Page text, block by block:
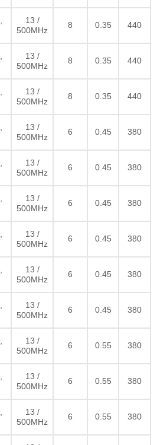
13 /
500MHz
8 0.35 440
13 /
500MHz
8 0.35 440
13 /
500MHz
8 0.35 440
13 /
500MHz
6 0.45 380
13 /
500MHz
6 0.45 380
13 /
500MHz
6 0.45 380
13 /
500MHz
6 0.45 380
13 /
500MHz
6 0.45 380
13 /
500MHz
6 0.45 380
13 /
500MHz
6 0.55 380
13 /
500MHz
6 0.55 380
13 /
500MHz
6 0.55 380